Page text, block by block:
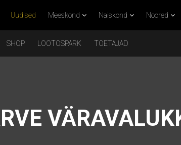
Uudised Meeskond Naiskond Noored
SHOP LOOTOSPARK TOETAJAD